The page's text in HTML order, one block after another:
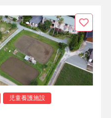
児童養護施設